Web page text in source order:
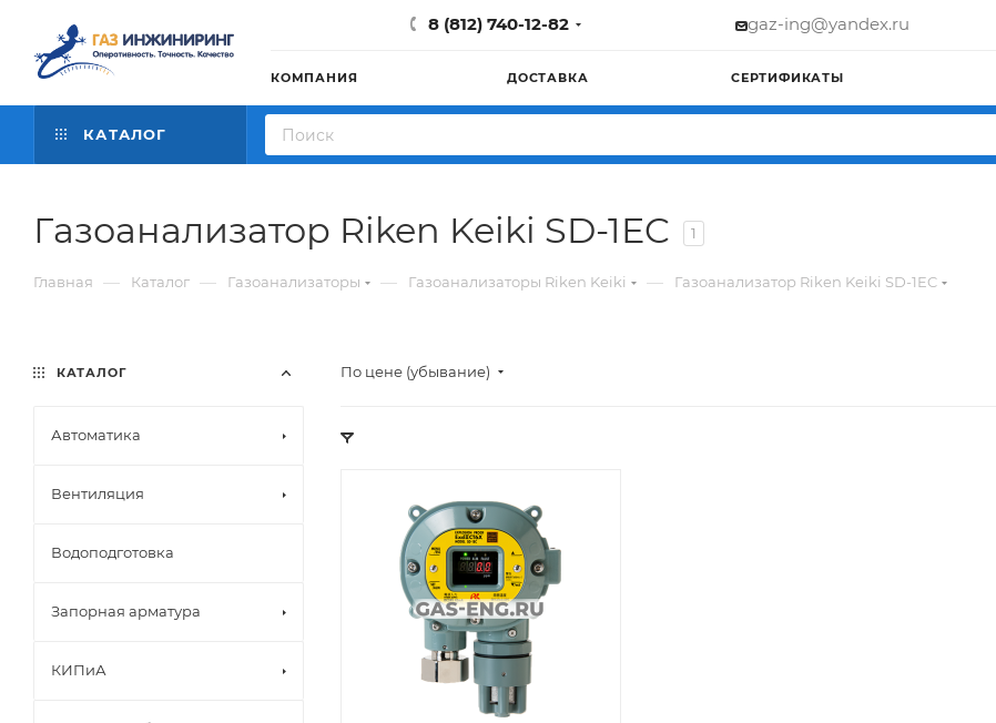
8 (812) 740-12-82 gaz-ing@yandex.ru
КОМПАНИЯ ДОСТАВКА СЕРТИФИКАТЫ
КАТАЛОГ
Газоанализатор Riken Keiki SD-1EC 1
Главная — Каталог — Газоанализаторы — Газоанализаторы Riken Keiki — Газоанализатор Riken Keiki SD-1EC
По цене (убывание)
КАТАЛОГ
Автоматика
Вентиляция
Водоподготовка
Запорная арматура
КИПиА